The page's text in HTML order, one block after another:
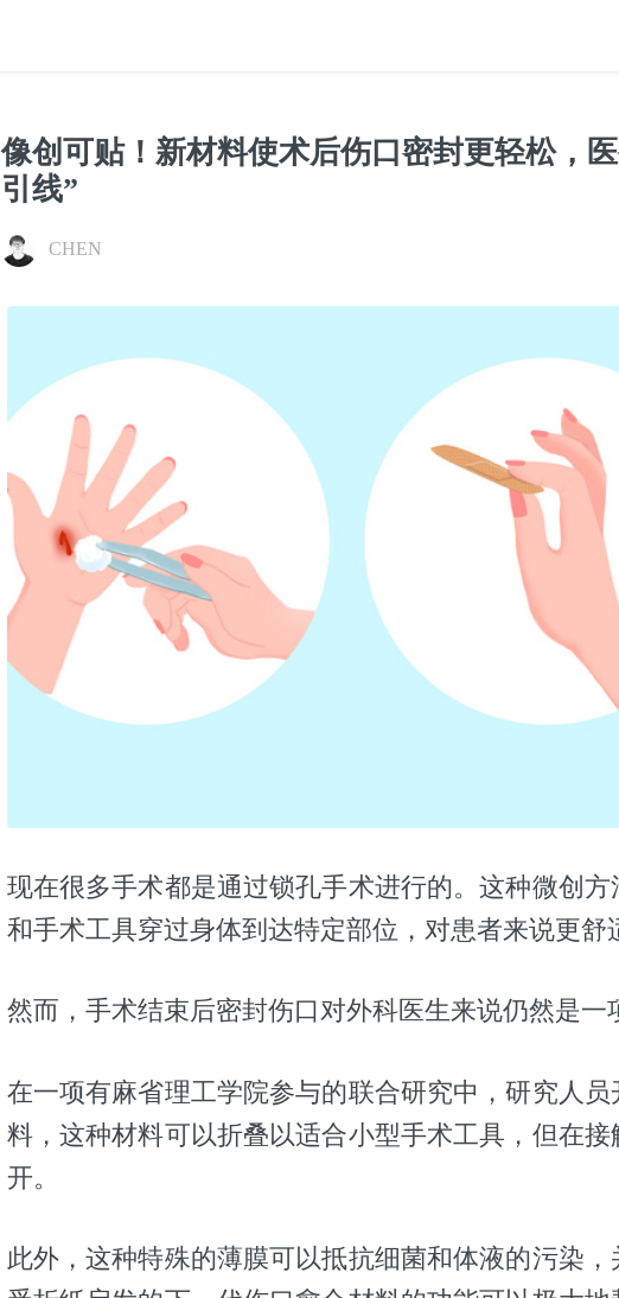
像创可贴！新材料使术后伤口密封更轻松，
引线”
CHEN
现在很多手术都是通过锁孔手术进行的。这种微创
和手术工具穿过身体到达特定部位，对患者来说更舒
然而，手术结束后密封伤口对外科医生来说仍然是一
在一项有麻省理工学院参与的联合研究中，研究人
料，这种材料可以折叠以适合小型手术工具，但在
开。
此外，这种特殊的薄膜可以抵抗细菌和体液的污染